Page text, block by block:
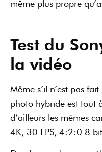
La vidéo n’est
yeux pendant la
La fonction « tap
l’écran tactile.
Bien choisir